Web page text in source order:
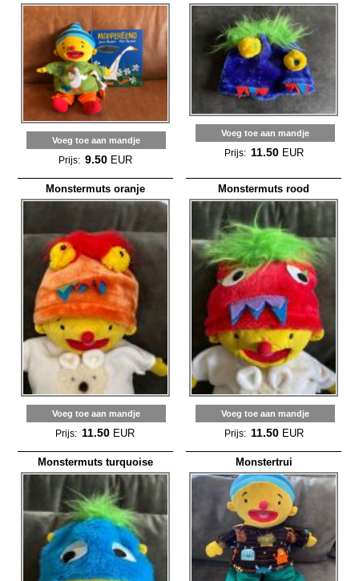
Voeg toe aan mandje
Prijs: 9.50 EUR
Voeg toe aan mandje
Prijs: 11.50 EUR
Monstermuts oranje
Voeg toe aan mandje
Prijs: 11.50 EUR
Monstermuts rood
Voeg toe aan mandje
Prijs: 11.50 EUR
Monstermuts turquoise Monstertrui